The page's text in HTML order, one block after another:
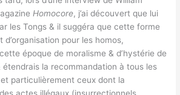
Homocore, j’ai découvert que lui
les Tongs & il suggéra que cette forme
pour les homos,
époque de moralisme & d’hystérie de
étendrais la recommandation à tous les
particulièrement ceux dont la